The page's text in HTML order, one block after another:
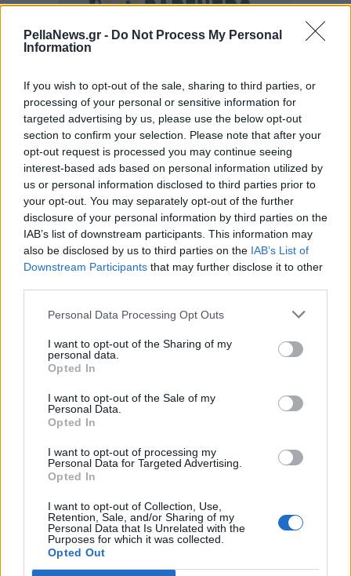
PellaNews.gr - Do Not Process My Personal
Information
If you wish to opt-out of the sale, sharing to third parties, or
processing of your personal or sensitive information for
targeted advertising by us, please use the below opt-out
section to confirm your selection. Please note that after your
opt-out request is processed you may continue seeing
interest-based ads based on personal information utilized by
us or personal information disclosed to third parties prior to
your opt-out. You may separately opt-out of the further
disclosure of your personal information by third parties on the
IAB’s list of downstream participants. This information may
also be disclosed by us to third parties on the IAB’s List of
Downstream Participants that may further disclose it to other
Personal Data Processing Opt Outs
I want to opt-out of the Sharing of my
personal data.
Opted In
I want to opt-out of the Sale of my
Personal Data.
Opted In
I want to opt-out of processing my
Personal Data for Targeted Advertising.
Opted In
I want to opt-out of Collection, Use,
Retention, Sale, and/or Sharing of my
Personal Data that Is Unrelated with the
Purposes for which it was collected.
Opted Out